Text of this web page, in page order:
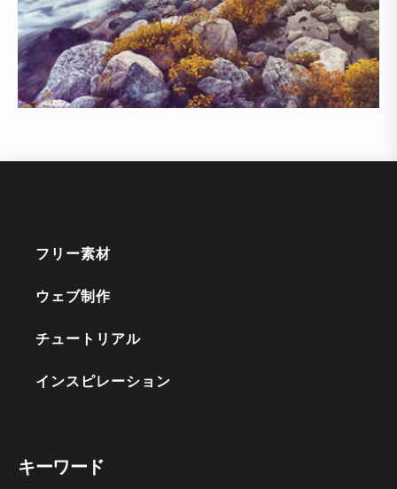
フリー素材
ウェブ制作
チュートリアル
インスピレーション
キーワード